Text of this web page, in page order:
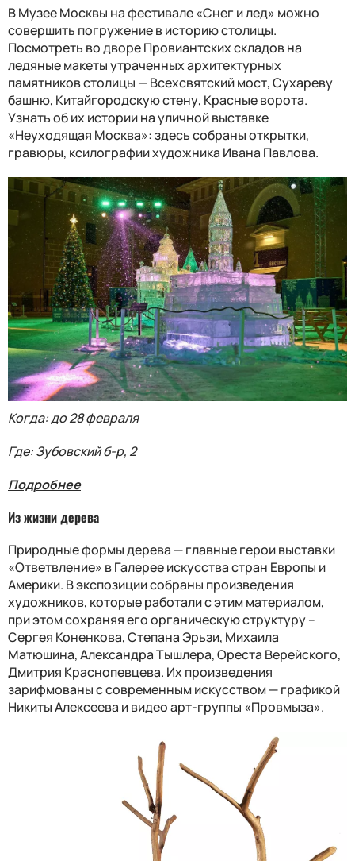
В Музее Москвы на фестивале «Снег и лед» можно
совершить погружение в историю столицы.
Посмотреть во дворе Провиантских складов на
ледяные макеты утраченных архитектурных
памятников столицы — Всехсвятский мост, Сухареву
башню, Китайгородскую стену, Красные ворота.
Узнать об их истории на уличной выставке
«Неуходящая Москва»: здесь собраны открытки,
гравюры, ксилографии художника Ивана Павлова.
Когда: до 28 февраля
Где: Зубовский б-р, 2
Подробнее
Из жизни дерева
Природные формы дерева — главные герои выставки
«Ответвление» в Галерее искусства стран Европы и
Америки. В экспозиции собраны произведения
художников, которые работали с этим материалом,
при этом сохраняя его органическую структуру –
Сергея Коненкова, Степана Эрьзи, Михаила
Матюшина, Александра Тышлера, Ореста Верейского,
Дмитрия Краснопевцева. Их произведения
зарифмованы с современным искусством — графикой
Никиты Алексеева и видео арт-группы «Провмыза».